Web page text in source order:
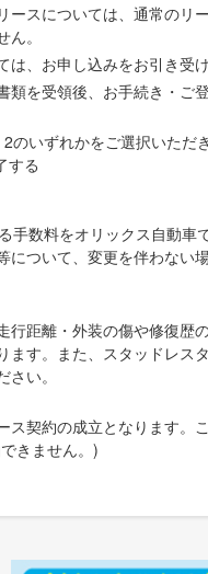
ースについては、通常の
。
、お申し込みをお引き受
類を受領後、お手続き・ご
のいずれかをご選択いただき
する
手数料をオリックス自動
について、変更を伴わない
行距離・外装の傷や修復歴
ます。また、スタッドレ
い。
契約の成立となります。
きません。)